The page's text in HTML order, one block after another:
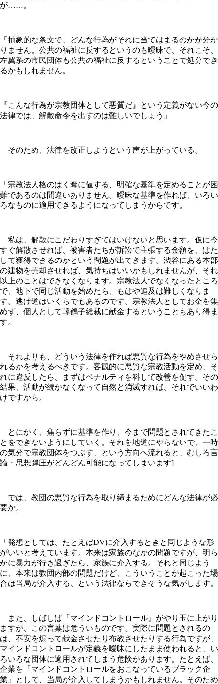
が……。
「抽象的な条文で、どんな行為がそれに当てはまるのかが分か
りません。公共の福祉に反するというのも曖昧で、それこそ、
左翼系の市民団体も公共の福祉に反するということで処分でき
るかもしれません。
『こんな行為が宗教団体として悪質だ』という定義がない今の
法律では、解散命令を出すのは難しいでしょう」
そのため、法律を改正しようという声が上がっている。
「宗教法人格のはく奪に値する、明確な基準を定めることが困
難であるのは間違いありません。曖昧な基準を作れば、いろい
ろなものに適用できるようになってしまうからです。
私は、解散にこだわりすぎてはいけないと思います。仮に今
すぐ解散させれば、被害者たちが訴訟で主張する金額を、はた
して獲得できるのかという問題が出てきます。渋谷にある本部
の建物を売却させれば、気持ちはいいかもしれませんが、それ
以上のことはできなくなります。宗教法人でなくなったところ
で、地下で同じ活動を始めたら、もはや追及は難しくなりま
す。逃げ道はいくらでもあるのです。宗教法人としてお金を集
めず、個人として韓鶴子総裁に献金するということもあり得ま
す。
それよりも、どういう法律を作れば悪質な行為をやめさせら
れるかを考えるべきです。客観的に悪質な宗教活動を定め、そ
れに違反したら、まずはペナルティを科して改善を促す。その
結果、活動が続かなくなって自然と消滅すれば、それでいいわ
けですから。
とにかく、焦らずに基準を作り、今まで問題とされてきたこ
とをできないようにしていく。それを地道にやらないで、一時
の気分で宗教団体をつぶす、という方向へ流れると、むしろ言
論・思想弾圧がどんどん可能になってしまいます]
では、教団の悪質な行為を取り締まるためにどんな法律が必
要か。
「発想としては、たとえばDVに介入するときと同じような形
がいいと考えています。本来は家族のなかの問題ですが、明ら
かに暴力が行き過ぎたら、家族に介入する。それと同じよう
に、本来は教団内部の問題だけど、こういうことが起こった場
合は当局が介入する、という法律ならできそうな気がします。
また、しばしば『マインドコントロール』がやり玉に上がり
ますが、この言葉は危ういものです。実際に問題とされるの
は、不安を煽って献金させたり布教させたりする行為ですが、
マインドコントロールが定義を曖昧にしたまま使われると、い
ろいろな団体に適用されてしまう危険があります。たとえば、
企業を『マインドコントロールをおこなっているブラック企
業』として、当局が介入してしまうかもしれません。そのため